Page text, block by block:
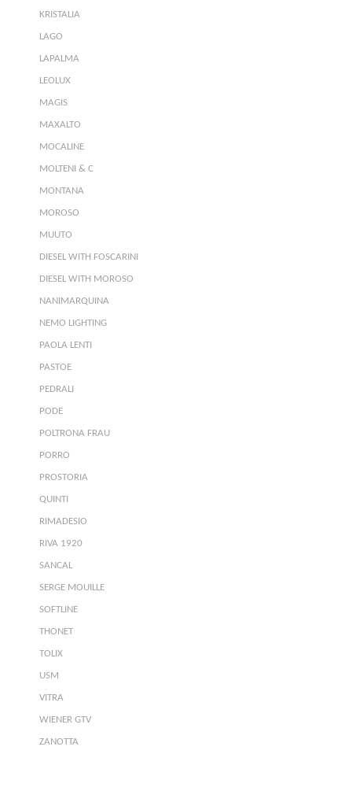
KRISTALIA
LAGO
LAPALMA
LEOLUX
MAGIS
MAXALTO
MOCALINE
MOLTENI & C
MONTANA
MOROSO
MUUTO
DIESEL WITH FOSCARINI
DIESEL WITH MOROSO
NANIMARQUINA
NEMO LIGHTING
PAOLA LENTI
PASTOE
PEDRALI
PODE
POLTRONA FRAU
PORRO
PROSTORIA
QUINTI
RIMADESIO
RIVA 1920
SANCAL
SERGE MOUILLE
SOFTLINE
THONET
TOLIX
USM
VITRA
WIENER GTV
ZANOTTA